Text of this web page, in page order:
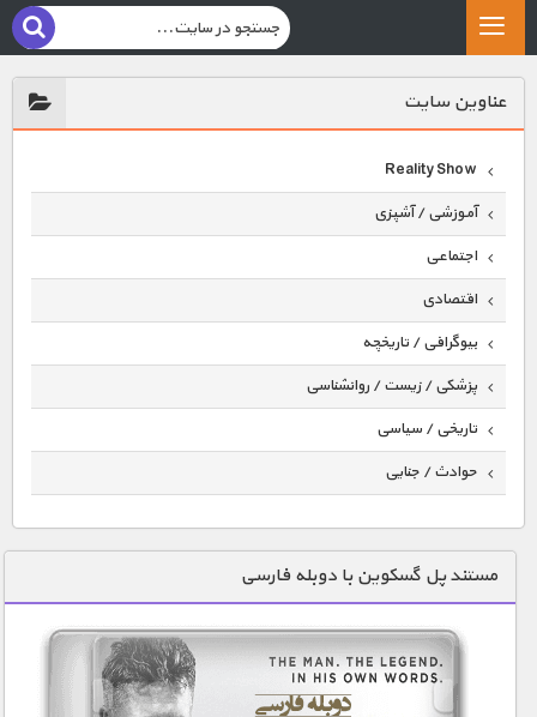
عناوين سايت
Reality Show
آموزشی / آشپزی
اجتماعی
اقتصادی
بیوگرافی / تاریخچه
پزشکی / زیست / روانشناسی
تاریخی / سیاسی
حوادث / جنایی
دنیای خوراکی ها
زمین شناسی / محیط زیست
سازه/ معماری/ مهندسی
سرگرمی
مستند پل گسکوین با دوبله فارسی